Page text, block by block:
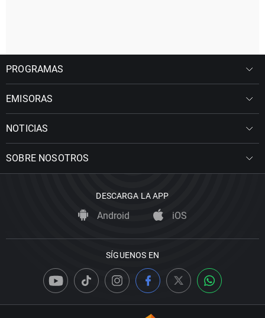
PROGRAMAS
EMISORAS
NOTICIAS
SOBRE NOSOTROS
DESCARGA LA APP
Android iOS
SÍGUENOS EN